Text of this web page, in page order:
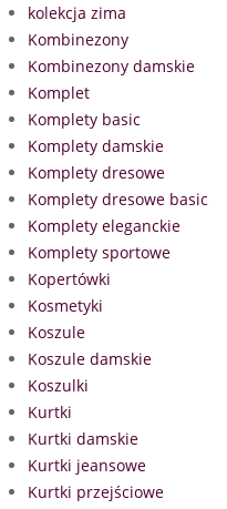
kolekcja zima
Kombinezony
Kombinezony damskie
Komplet
Komplety basic
Komplety damskie
Komplety dresowe
Komplety dresowe basic
Komplety eleganckie
Komplety sportowe
Kopertówki
Kosmetyki
Koszule
Koszule damskie
Koszulki
Kurtki
Kurtki damskie
Kurtki jeansowe
Kurtki przejściowe